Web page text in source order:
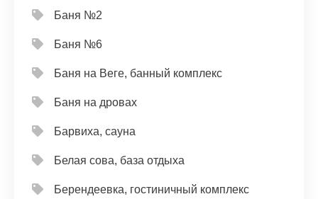
Баня №2
Баня №6
Баня на Веге, банный комплекс
Баня на дровах
Барвиха, сауна
Белая сова, база отдыха
Берендеевка, гостиничный комплекс